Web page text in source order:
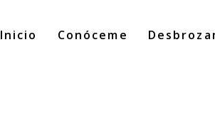
Inicio Conóceme